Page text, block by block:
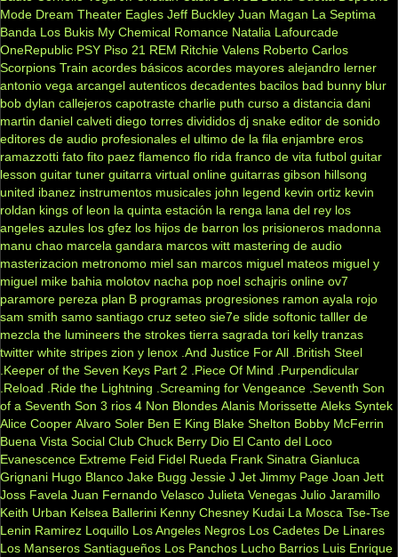
Mode Dream Theater Eagles Jeff Buckley Juan Magan La Septima
Banda Los Bukis My Chemical Romance Natalia Lafourcade
OneRepublic PSY Piso 21 REM Ritchie Valens Roberto Carlos
Scorpions Train acordes básicos acordes mayores alejandro lerner
antonio vega arcangel autenticos decadentes bacilos bad bunny blur
bob dylan callejeros capotraste charlie puth curso a distancia dani
martin daniel calveti diego torres divididos dj snake editor de sonido
editores de audio profesionales el ultimo de la fila enjambre eros
ramazzotti fato fito paez flamenco flo rida franco de vita futbol guitar
lesson guitar tuner guitarra virtual online guitarras gibson hillsong
united ibanez instrumentos musicales john legend kevin ortiz kevin
roldan kings of leon la quinta estación la renga lana del rey los
angeles azules los gfez los hijos de barron los prisioneros madonna
manu chao marcela gandara marcos witt mastering de audio
masterizacion metronomo miel san marcos miguel mateos miguel y
miguel mike bahia molotov nacha pop noel schajris online ov7
paramore pereza plan B programas progresiones ramon ayala rojo
sam smith samo santiago cruz seteo sie7e slide softonic talller de
mezcla the lumineers the strokes tierra sagrada tori kelly tranzas
twitter white stripes zion y lenox .And Justice For All .British Steel
.Keeper of the Seven Keys Part 2
.Piece Of Mind
.Purpendicular
.Reload
.Ride the Lightning .Screaming for Vengeance .Seventh Son
of a Seventh Son 3 rios 4 Non Blondes Alanis Morissette Aleks Syntek
Alice Cooper Alvaro Soler Ben E King Blake Shelton Bobby McFerrin
Buena Vista Social Club Chuck Berry Dio El Canto del Loco
Evanescence Extreme Feid Fidel Rueda Frank Sinatra Gianluca
Grignani Hugo Blanco Jake Bugg Jessie J Jet Jimmy Page Joan Jett
Joss Favela Juan Fernando Velasco Julieta Venegas Julio Jaramillo
Keith Urban Kelsea Ballerini Kenny Chesney Kudai La Mosca Tse-Tse
Lenin Ramirez Loquillo Los Angeles Negros Los Cadetes De Linares
Los Manseros Santiagueños Los Panchos Lucho Barrios Luis Enrique